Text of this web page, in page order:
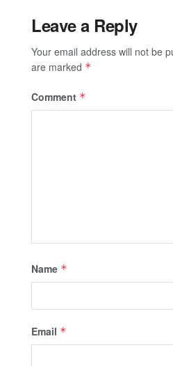
Leave a Reply
Your email address will not be
are marked *
Comment *
Name *
Email *